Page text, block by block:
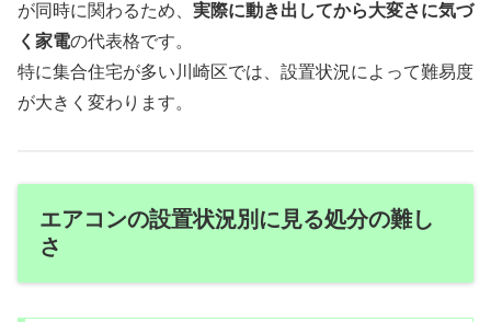
が同時に関わるため、 実際に動き出してから大変さに気づ
く家電の代表格です。
特に集合住宅が多い川崎区では、設置状況によって難易度
が大きく変わります。
エアコンの設置状況別に見る処分の難し
さ